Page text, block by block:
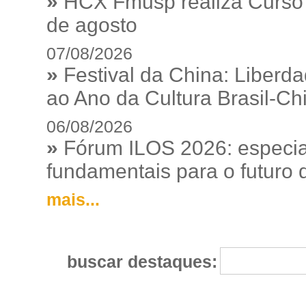
de agosto
07/08/2026
» Festival da China:
ao Ano da Cultura Brasil-
06/08/2026
» Fórum ILOS 2026:
fundamentais para o futuro
mais...
buscar destaques: